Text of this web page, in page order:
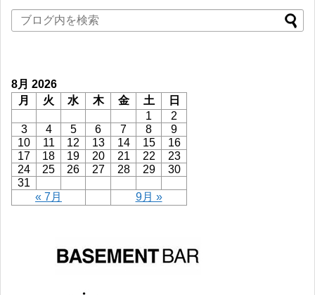
8月 2026
月
火 水 木 金 土
日
1
2
3
4 5 6 7 8
9
10
11 12 13 14 15
16
17
18 19 20 21 22
23
24
25 26 27 28 29
30
31
« 7月
9月 »